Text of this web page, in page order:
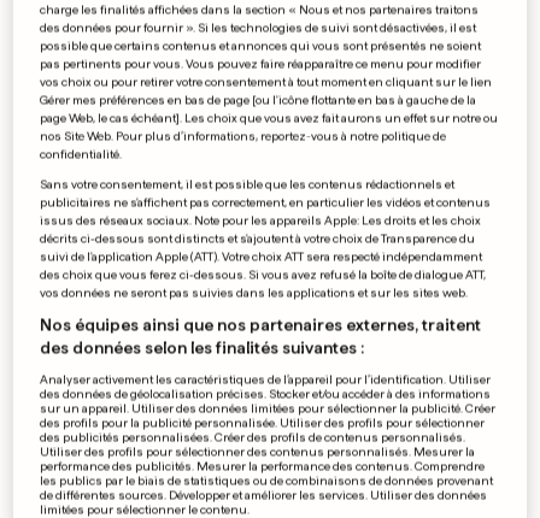
0 0
Australie: les OGM envisagés
pour réagir face à la
sécheresse
0 0
PUBLICITÉ
charge les finalités affichées dans la section « Nous et nos partenaires traitons
des données pour fournir ». Si les technologies de suivi sont désactivées, il est
possible que certains contenus et annonces qui vous sont présentés ne soient
pas pertinents pour vous. Vous pouvez faire réapparaître ce menu pour modifier
vos choix ou pour retirer votre consentement à tout moment en cliquant sur le lien
Gérer mes préférences en bas de page [ou l'icône flottante en bas à gauche de la
page Web, le cas échéant]. Les choix que vous avez fait aurons un effet sur notre ou
nos Site Web. Pour plus d’informations, reportez-vous à notre politique de
confidentialité.
Sans votre consentement, il est possible que les contenus rédactionnels et
publicitaires ne s'affichent pas correctement, en particulier les vidéos et contenus
issus des réseaux sociaux. Note pour les appareils Apple: Les droits et les choix
décrits ci-dessous sont distincts et s'ajoutent à votre choix de Transparence du
suivi de l'application Apple (ATT). Votre choix ATT sera respecté indépendamment
des choix que vous ferez ci-dessous. Si vous avez refusé la boîte de dialogue ATT,
vos données ne seront pas suivies dans les applications et sur les sites web.
Nos équipes ainsi que nos partenaires externes, traitent
des données selon les finalités suivantes :
Analyser activement les caractéristiques de l’appareil pour l’identification. Utiliser
des données de géolocalisation précises. Stocker et/ou accéder à des informations
sur un appareil. Utiliser des données limitées pour sélectionner la publicité. Créer
des profils pour la publicité personnalisée. Utiliser des profils pour sélectionner
des publicités personnalisées. Créer des profils de contenus personnalisés.
Utiliser des profils pour sélectionner des contenus personnalisés. Mesurer la
performance des publicités. Mesurer la performance des contenus. Comprendre
les publics par le biais de statistiques ou de combinaisons de données provenant
de différentes sources. Développer et améliorer les services. Utiliser des données
limitées pour sélectionner le contenu.